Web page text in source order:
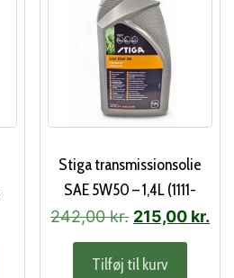
Stiga transmissionsolie
SAE 5W50 – 1,4L (1111-
9281-01)
242,00kr. Den
oprindelige
pris
215,00 kr.
Tilføj til kurv